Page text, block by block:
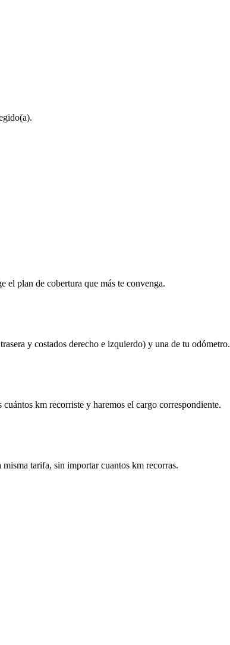
el plan de cobertura que más te convenga.
y costados derecho e izquierdo) y una de tu odómetro.
cuántos km recorriste y haremos el cargo correspondiente.
misma tarifa, sin importar cuantos km recorras.